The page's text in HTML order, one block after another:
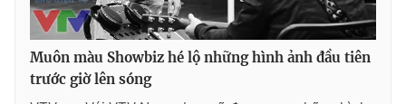
Tổng Biên tập:Vũ Thanh Thủy
Phó Tổng Biên tập: Nguyễn Thị Mỹ Hạnh, Phạm Quốc Thắng,
Nguyễn Trọng Ninh
Tổng đài VTV:024.38 355 931 - 024.38 355 932
Muôn màu Showbiz hé lộ những hình ảnh đầu tiên
trước giờ lên sóng